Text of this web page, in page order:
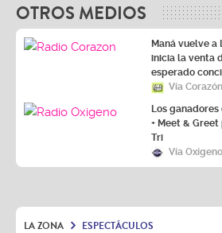
OTROS MEDIOS
Maná vuelve a
inicia la venta
esperado
Vía Corazón
Los
+ Meet &
Tri
Vía Oxígeno
LA ZONA ESPECTÁCULOS